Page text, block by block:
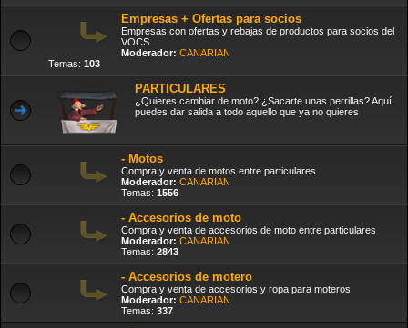
Empresas + Ofertas para socios
Empresas con ofertas y rebajas de productos para socios del
VOCS
Moderador: CANARIAN
Temas: 103
PARTICULARES
¿Quieres cambiar de moto? ¿Sacarte unas perrillas? Aquí
puedes dar salida a todo aquello que ya no quieres
- Motos
Compra y venta de motos entre particulares
Moderador: CANARIAN
Temas: 1556
- Accesorios de moto
Compra y venta de accesorios de moto entre particulares
Moderador: CANARIAN
Temas: 2843
- Accesorios de motero
Compra y venta de accesorios y ropa para moteros
Moderador: CANARIAN
Temas: 337